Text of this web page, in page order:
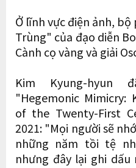
Ở lĩnh vực điện ảnh,
Trùng" của đạo diễn
Cành cọ vàng và giải
Kim Kyung-hyun
"Hegemonic Mimicry:
of the Twenty-First
2021: "Mọi người sẽ
những năm tồi tệ
nhưng đây lại ghi